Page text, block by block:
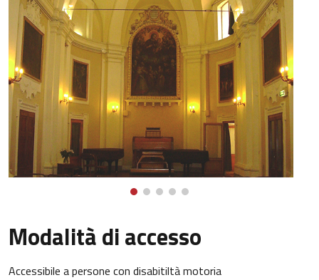
Modalità di accesso
Accessibile a persone con disabitiltà motoria